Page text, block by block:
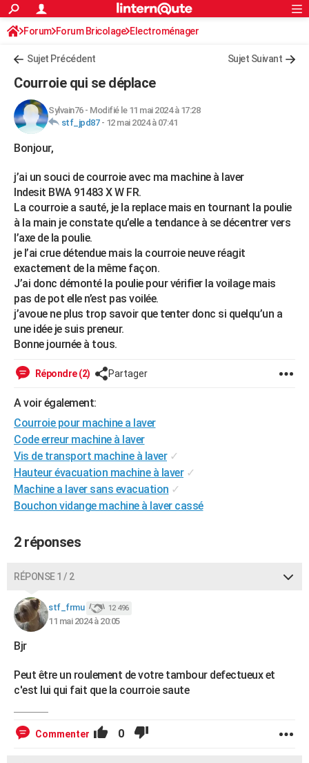
ACTUALITÉS
Politique
Société
Faits Divers
Education
Monde
Villes
+
FINANCE
Retraite
Impôts
Epargne
Immobilier
Risques naturels par ville
Banque
Assurance
Crédit
AUTO
Essais
Réserver un essai
Citadines
Berlines
SUV
Forum auto
+HIGH-TECH
Mobiles
Meilleur smartphone
Internet
Ordinateurs
Jeux vidéo
Guide high-tech
+BRICOLAGE
Forum
Aménagement intérieur
Extérieur
Cuisine
Salle de bains
Jardinage
Rangement
WEEK-END
Guides de France
Escapades
Patrimoine
Expositions
Musées
Week-end nature
LIFESTYLE
Art de vivre
Bien-être
Loisirs
Mode
Modes de vie
SANTE
Alimentation
Guide de la santé
Maladies
Médicaments
Sommeil
VOYAGE
Destinations
City break
Voyage nature
Voyage de noces
Forum
Climat
+PHOTO
BONS PLANS
CARTE DE VOEUX
Carte de Noël
Carte Bonne année
Carte Saint-Valentin
Carte Pâques
Carte d'anniversaire
DICTIONNAIRE
Dictionnaire
Biographies
Citations
Expressions
Proverbes
PROGRAMME TV
COPAINS D'AVANT
FORUM
Bricolage
Lifestyle
Culture
Sport
Auto
Television
Voyage
Cinema
S'inscrire
Connexion
Forum Forum Bricolage Electroménager
Sujet Précédent Sujet Suivant
Courroie qui se déplace
Sylvain76- Modifié le 11 mai 2024 à 17:28
stf_jpd87- 12 mai 2024 à 07:41
Bonjour,
j’ai un souci de courroie avec ma machine à laver
Indesit BWA 91483 X W FR.
La courroie a sauté, je la replace mais en tournant la poulie
à la main je constate qu’elle a tendance à se décentrer vers
l’axe de la poulie.
je l’ai crue détendue mais la courroie neuve réagit
exactement de la même façon.
J’ai donc démonté la poulie pour vérifier la voilage mais
pas de pot elle n’est pas voilée.
j’avoue ne plus trop savoir que tenter donc si quelqu’un a
une idée je suis preneur.
Bonne journée à tous.
Répondre (2) Partager
A voir également:
Courroie pour machine a laver
Code erreur machine à laver
Vis de transport machine à laver ✓
Hauteur évacuation machine à laver ✓
Machine a laver sans evacuation ✓
Bouchon vidange machine à laver cassé
2 réponses
RÉPONSE 1 / 2
stf_frmu 12 496
11 mai 2024 à 20:05
Bjr
Peut être un roulement de votre tambour defectueux et
c'est lui qui fait que la courroie saute
Commenter 0